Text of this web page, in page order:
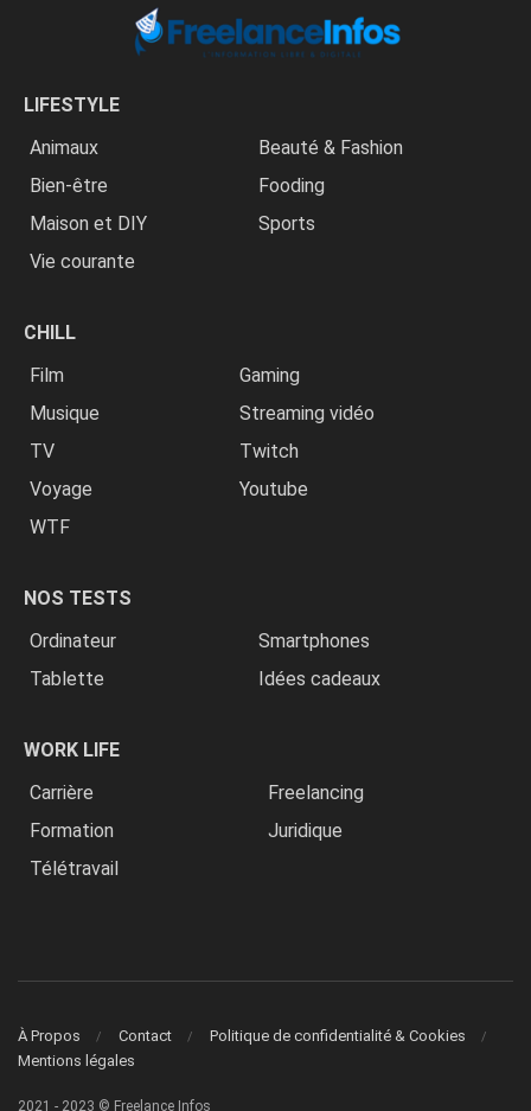
LIFESTYLE
Animaux
Beauté & Fashion
Bien-être
Fooding
Maison et DIY
Sports
Vie courante
CHILL
Film
Gaming
Musique
Streaming vidéo
TV
Twitch
Voyage
Youtube
WTF
NOS TESTS
Ordinateur
Smartphones
Tablette
Idées cadeaux
WORK LIFE
Carrière
Freelancing
Formation
Juridique
Télétravail
À Propos Contact
Politique de confidentialité & Cookies
Mentions légales
2021 - 2023 © Freelance Infos